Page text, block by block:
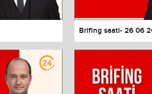
Brifing saati- 26 06